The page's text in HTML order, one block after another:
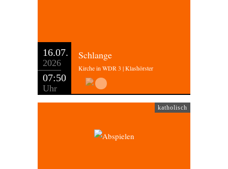
16.07.
2026
07:50
Uhr
Schlange
Kirche in WDR 3 | Klashörster
katholisch